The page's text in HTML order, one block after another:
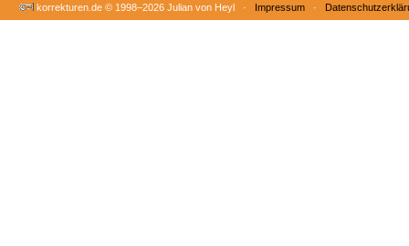
korrekturen.de © 1998–2026 Julian von Heyl · Impressum ·